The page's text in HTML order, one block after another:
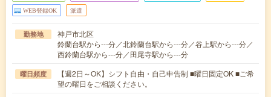
WEB登録OK 派遣
勤務地
神戸市北区
鈴蘭台駅から---分／北鈴蘭台駅から---分／谷上駅から---分／
西鈴蘭台駅から---分／田尾寺駅から---分
曜日頻度
【週2日～OK】シフト自由・自己申告制 ■曜日固定OK ■ご希
望の曜日をご相談ください。